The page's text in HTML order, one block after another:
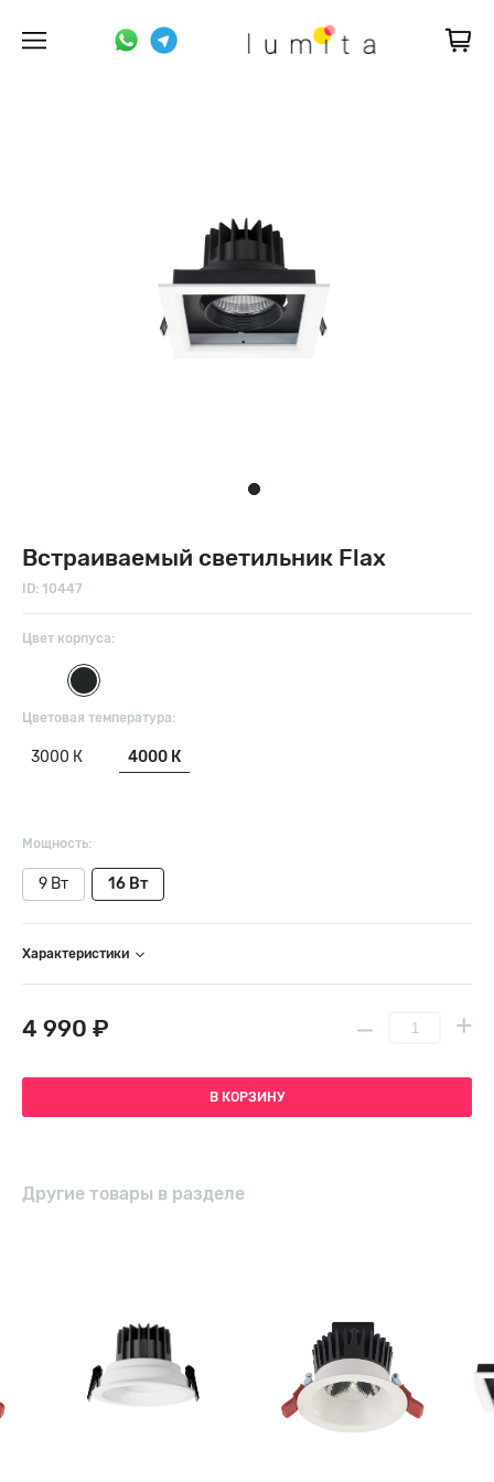
Встраиваемый светильник Flax
ID: 10447
Цвет корпуса:
Цветовая температура:
3000 К 4000 К
Мощность:
9 Вт 16 Вт
Характеристики
4 990 ₽
В КОРЗИНУ
Другие товары в разделе